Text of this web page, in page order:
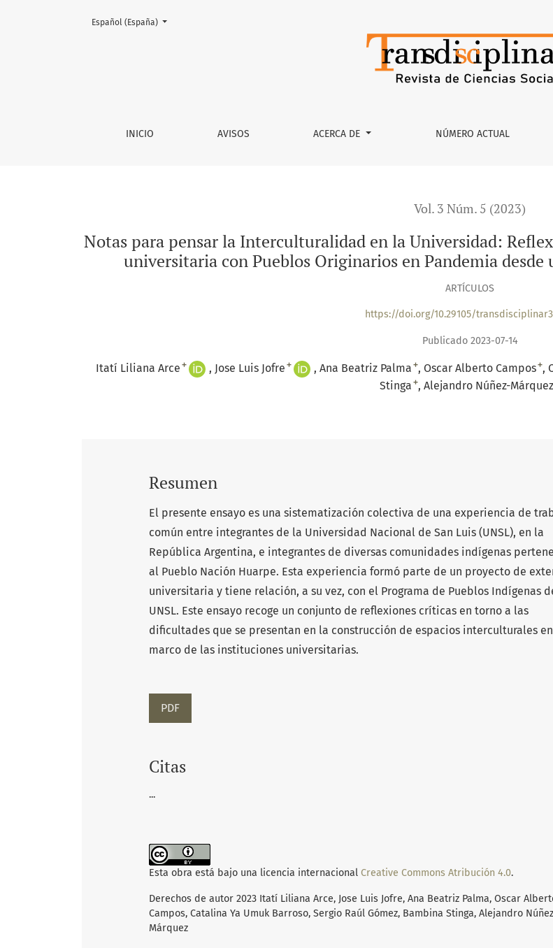
Notas para pensar la Interculturalidad en la Universidad
INICIO AVISOS ACERCA DE NÚMERO ACTUAL
Cambiar el idioma. El actual es:
Español (España)
Vol. 3 Núm. 5 (2023)
Notas para pensar la Interculturalidad en la Universidad:
universitaria con Pueblos Originarios en Pandemia
ARTÍCULOS
https://doi.org/10.29105/
Publicado 2023-07-14
Itatí Liliana Arce + Jose Luis Jofre + Ana Beatriz Palma + Oscar Alberto Campos+
Stinga + Alejandro Núñez-Márquez
Resumen
El presente ensayo es una sistematización colectiva de una experiencia de
común entre integrantes de la Universidad Nacional de San Luis (UNSL), en la
República Argentina, e integrantes de diversas comunidades indígenas
al Pueblo Nación Huarpe. Esta experiencia formó parte de un proyecto de
universitaria y tiene relación, a su vez, con el Programa de Pueblos Indígenas
UNSL. Este ensayo recoge un conjunto de reflexiones críticas en torno a las
dificultades que se presentan en la construcción de espacios interculturales
marco de las instituciones universitarias.
PDF
Citas
...
Esta obra está bajo una licencia internacional Creative Commons Atribución 4.0.
Derechos de autor 2023 Itatí Liliana Arce, Jose Luis Jofre, Ana Beatriz Palma, Oscar
Campos, Catalina Ya Umuk Barroso, Sergio Raúl Gómez, Bambina Stinga, Alejandro
Márquez